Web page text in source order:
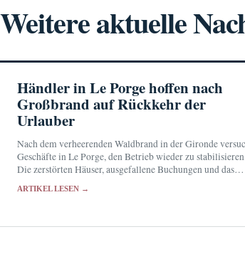
Weitere aktuelle
Händler in Le Porge hoffen nach
Großbrand auf Rückkehr der
Urlauber
Nach dem verheerenden Waldbrand in der Gironde
Geschäfte in Le Porge, den Betrieb wieder zu stabilisieren.
Die zerstörten Häuser, ausgefallene Buchungen und das
ARTIKEL LESEN →